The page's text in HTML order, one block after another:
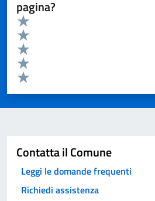
pagina?
Valuta da 1 a 5 stelle la pagina
Valuta 5 stelle su 5
Valuta 4 stelle su 5
Valuta 3 stelle su 5
Valuta 2 stelle su 5
Valuta 1 stelle su 5
Contatta il Comune
Leggi le domande frequenti
Richiedi assistenza